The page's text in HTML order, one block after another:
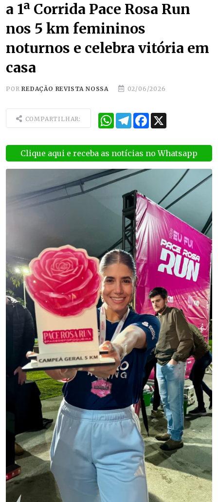
a 1ª Corrida Pace Rosa Run
nos 5 km femininos
noturnos e celebra vitória em
casa
PORREDAÇÃO REVISTA NOSSA 02/06/2026
COMPARTILHAR: WhatsApp
TelegramFacebook
Clique aqui e receba as notícias no Whatsapp